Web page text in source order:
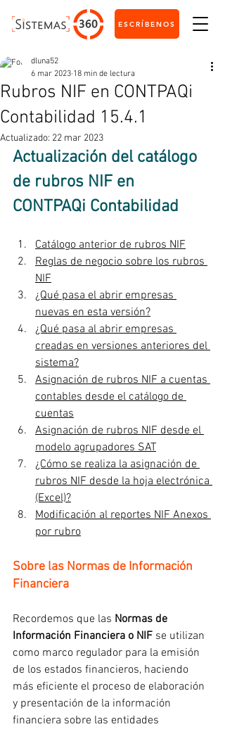
ESCRÍBENOS
Rubros NIF en CONTPAQi
Contabilidad 15.4.1
dluna52
6 mar 2023 18 min de lectura
Actualizado: 22 mar 2023
Actualización del catálogo
de rubros NIF en
CONTPAQi Contabilidad
Catálogo anterior de rubros NIF
Reglas de negocio sobre los rubros
NIF
¿Qué pasa el abrir empresas
nuevas en esta versión?
¿Qué pasa al abrir empresas
creadas en versiones anteriores del
sistema?
Asignación de rubros NIF a cuentas
contables desde el catálogo de
cuentas
Asignación de rubros NIF desde el
modelo agrupadores SAT
¿Cómo se realiza la asignación de
rubros NIF desde la hoja electrónica
(Excel)?
Modificación al reportes NIF Anexos
por rubro
Sobre las Normas de Información
Financiera
Recordemos que las Normas de
Información Financiera o NIF se utilizan
como marco regulador para la emisión
de los estados financieros, haciendo
más eficiente el proceso de elaboración
y presentación de la información
financiera sobre las entidades